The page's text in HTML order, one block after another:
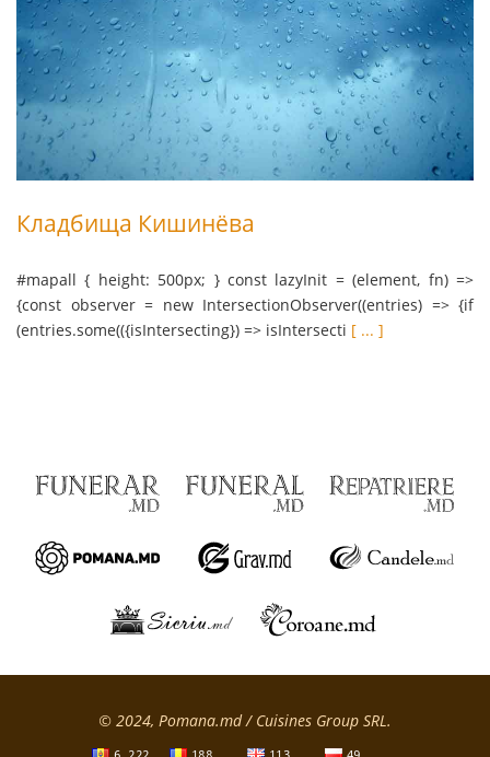
Кладбища Кишинёва
#mapall { height: 500px; } const lazyInit = (element, fn) =>
{const observer = new IntersectionObserver((entries) => {if
(entries.some(({isIntersecting}) => isIntersecti [ ... ]
© 2024, Pomana.md / Cuisines Group SRL.